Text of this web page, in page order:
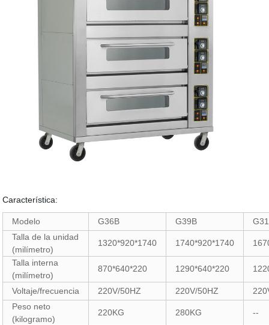
Característica:
Modelo G36B G39B
Talla de la unidad
(milímetro)
1320*920*1740 1740*920*1740
Talla interna
(milímetro)
870*640*220 1290*640*220
Voltaje/frecuencia 220V/50HZ 220V/50HZ
Peso neto
(kilogramo)
220KG 280KG --